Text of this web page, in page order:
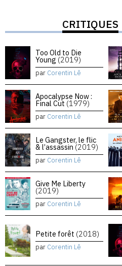
CRITIQUES
Too Old to Die
Young (2019)
par Corentin Lê
Apocalypse Now :
Final Cut (1979)
par Corentin Lê
Le Gangster, le flic
& l’assassin (2019)
par Corentin Lê
Give Me Liberty
(2019)
par Corentin Lê
Petite forêt (2018)
par Corentin Lê